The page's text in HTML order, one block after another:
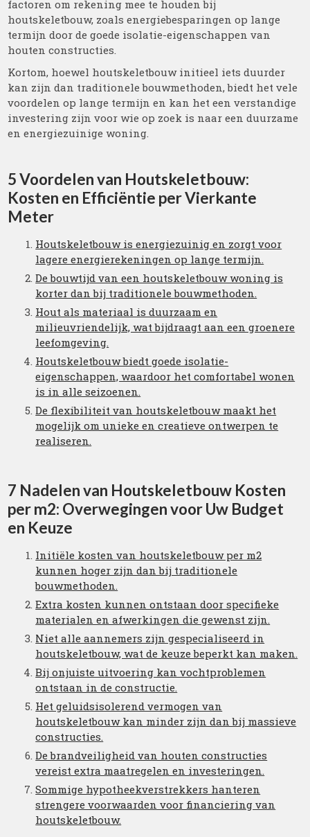
factoren om rekening mee te houden bij
houtskeletbouw, zoals energiebesparingen op lange
termijn door de goede isolatie-eigenschappen van
houten constructies.
Kortom, hoewel houtskeletbouw initieel iets duurder
kan zijn dan traditionele bouwmethoden, biedt het vele
voordelen op lange termijn en kan het een verstandige
investering zijn voor wie op zoek is naar een duurzame
en energiezuinige woning.
5 Voordelen van Houtskeletbouw:
Kosten en Efficiëntie per Vierkante
Meter
Houtskeletbouw is energiezuinig en zorgt voor
lagere energierekeningen op lange termijn.
De bouwtijd van een houtskeletbouw woning is
korter dan bij traditionele bouwmethoden.
Hout als materiaal is duurzaam en
milieuvriendelijk, wat bijdraagt aan een groenere
leefomgeving.
Houtskeletbouw biedt goede isolatie-
eigenschappen, waardoor het comfortabel wonen
is in alle seizoenen.
De flexibiliteit van houtskeletbouw maakt het
mogelijk om unieke en creatieve ontwerpen te
realiseren.
7 Nadelen van Houtskeletbouw Kosten
per m2: Overwegingen voor Uw Budget
en Keuze
Initiële kosten van houtskeletbouw per m2
kunnen hoger zijn dan bij traditionele
bouwmethoden.
Extra kosten kunnen ontstaan door specifieke
materialen en afwerkingen die gewenst zijn.
Niet alle aannemers zijn gespecialiseerd in
houtskeletbouw, wat de keuze beperkt kan maken.
Bij onjuiste uitvoering kan vochtproblemen
ontstaan in de constructie.
Het geluidsisolerend vermogen van
houtskeletbouw kan minder zijn dan bij massieve
constructies.
De brandveiligheid van houten constructies
vereist extra maatregelen en investeringen.
Sommige hypotheekverstrekkers hanteren
strengere voorwaarden voor financiering van
houtskeletbouw.